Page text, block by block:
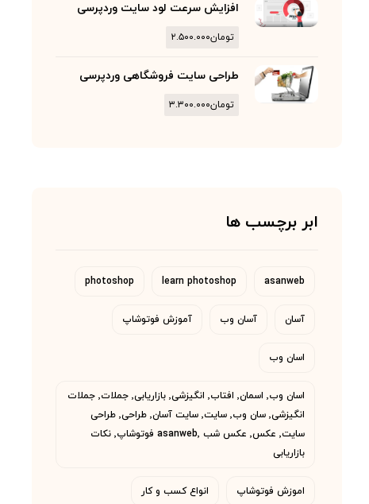
افزایش سرعت لود سایت وردپرسی
تومان۲.۵۰۰.۰۰۰
طراحی سایت فروشگاهی وردپرسی
تومان۳.۳۰۰.۰۰۰
ابر برچسب ها
asanweb
learn photoshop
photoshop
آسان آسان وب آموزش فوتوشاپ
اسان وب
اسان وب٬ اسمان٬ افتاب٬ انگیزشی٬ بازاریابی٬ جملات٬ جملات
انگیزشی٬ سان وب٬ سایت٬ سایت آسان٬ طراحی٬ طراحی
سایت٬ عکس٬ عکس شب asanweb٬ فوتوشاپ٬ نکات
بازاریابی
اموزش فوتوشاپ انواع کسب و کار